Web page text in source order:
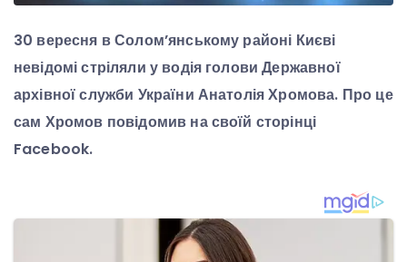
30 вересня в Солом’янському районі Києві
невідомі стріляли у водія голови Державної
архівної служби України Анатолія Хромова. Про це
сам Хромов повідомив на своїй сторінці
Facebook.